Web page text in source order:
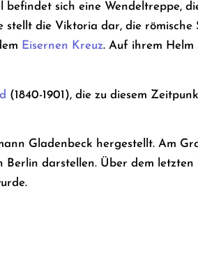
sich eine Wendeltreppe,
stellt die Viktoria dar, die römische
Eisernen Kreuz. Auf ihrem Helm
(1840-1901), die zu diesem
Gladenbeck hergestellt. Am
Berlin darstellen. Über dem